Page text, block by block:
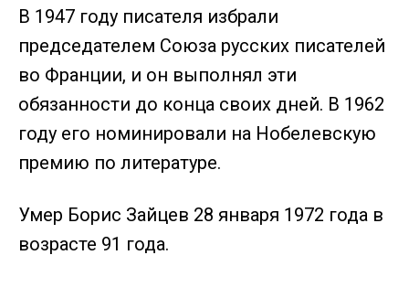
В 1947 году писателя избрали
председателем Союза русских писателей
во Франции, и он выполнял эти
обязанности до конца своих дней. В 1962
году его номинировали на Нобелевскую
премию по литературе.
Умер Борис Зайцев 28 января 1972 года в
возрасте 91 года.